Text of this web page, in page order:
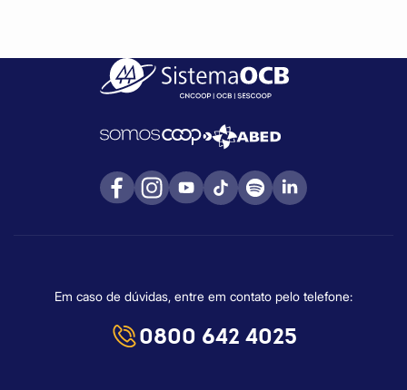
Em caso de dúvidas, entre em contato pelo telefone:
0800 642 4025